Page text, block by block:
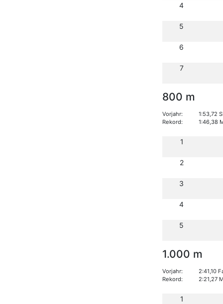
4
5
6
7
800 m
Vorjahr:
1:53,72
Rekord:
1:46,38
1
2
3
4
5
1.000 m
Vorjahr:
2:41,10
Rekord:
2:21,27
1